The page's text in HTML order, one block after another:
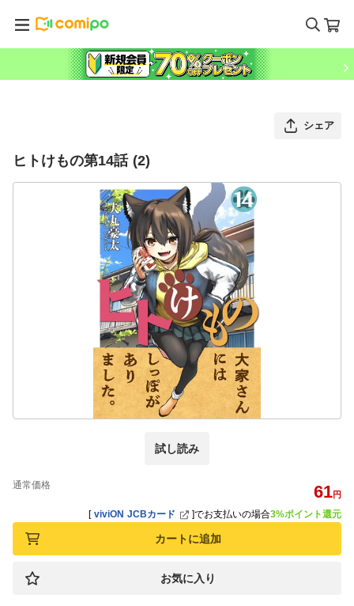
シェア
ヒトけもの第14話 (2)
試し読み
通常価格 61円
[ viviON JCBカード ]でお支払いの場合3%ポイント還元
カートに追加
お気に入り